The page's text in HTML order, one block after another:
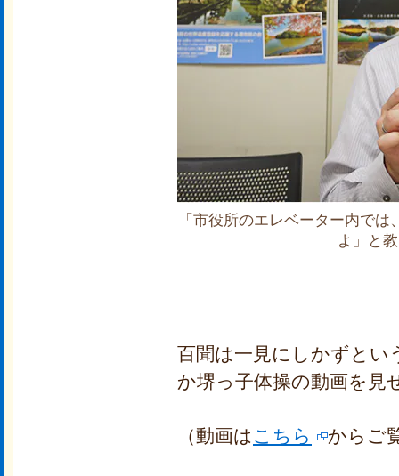
「市役所のエレベーター内で
よ」と
百聞は一見にしかずとい
か堺っ子体操の動画を見
（動画は こちら からご